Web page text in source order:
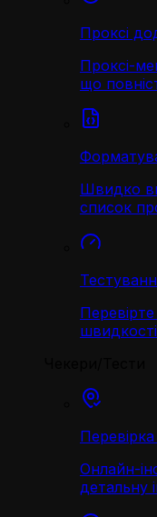
Проксі
Проксі-
що
Швидко
список
швидкості
Онлайн-
детальну